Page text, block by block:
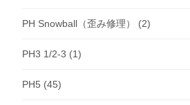
PH Snowball（歪み修理） (2)
PH3 1/2-3 (1)
PH5 (45)